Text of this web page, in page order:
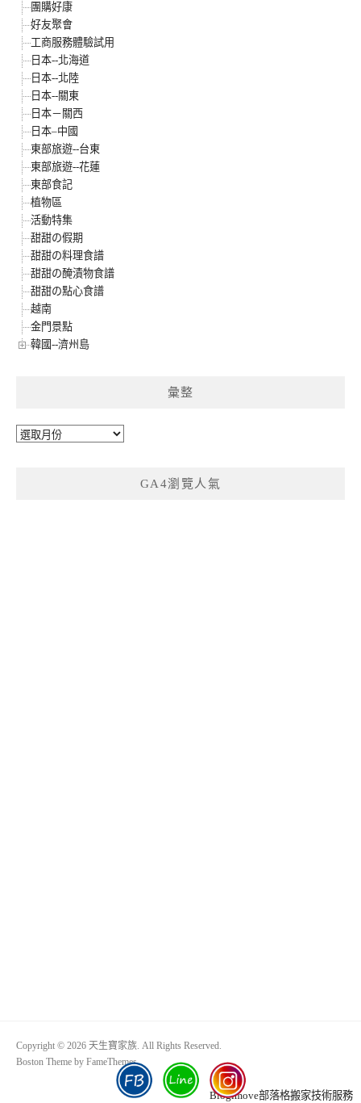
團購好康
好友聚會
工商服務體驗試用
日本--北海道
日本--北陸
日本--關東
日本－關西
日本–中國
東部旅遊--台東
東部旅遊--花蓮
東部食記
植物區
活動特集
甜甜の假期
甜甜の料理食譜
甜甜の醃漬物食譜
甜甜の點心食譜
越南
金門景點
韓國--濟州島
彙整
彙
GA4瀏覽人氣
Copyright © 2026 天生寶家族. All Rights Reserved.
Boston Theme by FameThemes
Blogimove部落格搬家技術服務